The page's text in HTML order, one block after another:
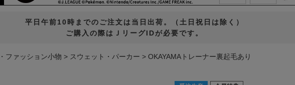
平日午前10時までのご注文は当日出荷。（土日祝日は除く）
ご購入の際はＪリーグIDが必要です。
ファッション小物 スウェット・パーカー OKAYAMAトレーナー裏起毛あり